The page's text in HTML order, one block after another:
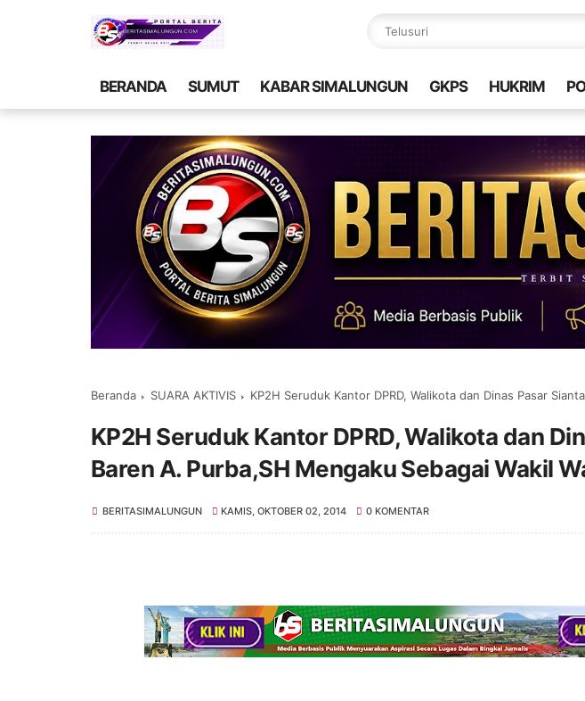
BERANDA SUMUT KABAR SIMALUNGUN GKPS HUKRIM
Beranda SUARA AKTIVIS KP2H Seruduk Kantor DPRD, Walikota dan Dinas Pasar Siantar Baren A.
KP2H Seruduk Kantor DPRD, Walikota dan
Baren A. Purba,SH Mengaku Sebagai Wakil
BERITASIMALUNGUN KAMIS, OKTOBER 02, 2014 0 KOMENTAR